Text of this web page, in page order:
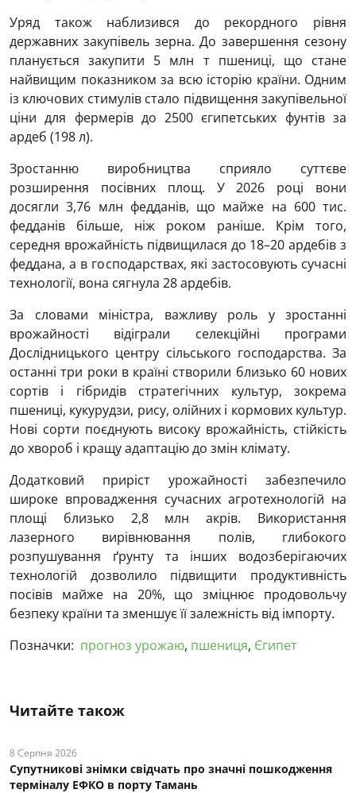
Уряд також наблизився до рекордного рівня
державних закупівель зерна. До завершення сезону
планується закупити 5 млн т пшениці, що стане
найвищим показником за всю історію країни. Одним
із ключових стимулів стало підвищення закупівельної
ціни для фермерів до 2500 єгипетських фунтів за
ардеб (198 л).
Зростанню виробництва сприяло суттєве
розширення посівних площ. У 2026 році вони
досягли 3,76 млн федданів, що майже на 600 тис.
федданів більше, ніж роком раніше. Крім того,
середня врожайність підвищилася до 18–20 ардебів з
феддана, а в господарствах, які застосовують сучасні
технології, вона сягнула 28 ардебів.
За словами міністра, важливу роль у зростанні
врожайності відіграли селекційні програми
Дослідницького центру сільського господарства. За
останні три роки в країні створили близько 60 нових
сортів і гібридів стратегічних культур, зокрема
пшениці, кукурудзи, рису, олійних і кормових культур.
Нові сорти поєднують високу врожайність, стійкість
до хвороб і кращу адаптацію до змін клімату.
Додатковий приріст урожайності забезпечило
широке впровадження сучасних агротехнологій на
площі близько 2,8 млн акрів. Використання
лазерного вирівнювання полів, глибокого
розпушування ґрунту та інших водозберігаючих
технологій дозволило підвищити продуктивність
посівів майже на 20%, що зміцнює продовольчу
безпеку країни та зменшує її залежність від імпорту.
Позначки: прогноз урожаю, пшениця, Єгипет
Читайте також
8 Серпня 2026
Супутникові знімки свідчать про значні пошкодження
терміналу ЕФКО в порту Тамань